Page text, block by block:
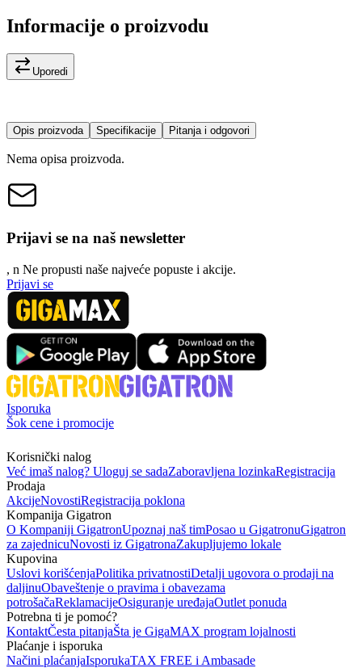
Informacije o proizvodu
Uporedi
Opis proizvoda Specifikacije Pitanja i odgovori
Nema opisa proizvoda.
Prijavi se na naš newsletter
, n Ne propusti naše najveće popuste i akcije.
Prijavi se
Isporuka
Šok cene i promocije
Korisnički nalog
Već imaš nalog? Uloguj se sadaZaboravljena lozinkaRegistracija
Prodaja
AkcijeNovostiRegistracija poklona
Kompanija Gigatron
O Kompaniji GigatronUpoznaj naš timPosao u GigatronuGigatron
za zajednicuNovosti iz GigatronaZakupljujemo lokale
Kupovina
Uslovi korišćenjaPolitika privatnostiDetalji ugovora o prodaji na
daljinuObaveštenje o pravima i obavezama
potrošačaReklamacijeOsiguranje uređajaOutlet ponuda
Potrebna ti je pomoć?
KontaktČesta pitanjaŠta je GigaMAX program lojalnosti
Plaćanje i isporuka
Načini plaćanjaIsporukaTAX FREE i Ambasade